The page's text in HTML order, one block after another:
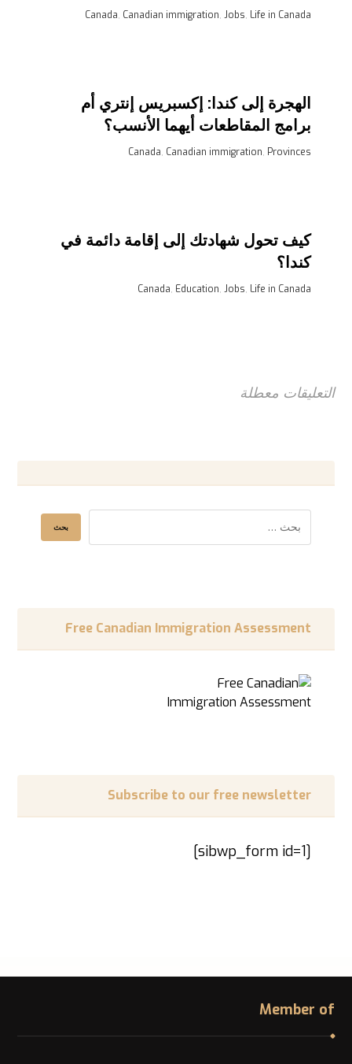
Canada, Canadian immigration, Jobs, Life in Canada
الهجرة إلى كندا: إكسبريس إنتري أم
برامج المقاطعات أيهما الأنسب؟
Canada, Canadian immigration, Provinces
كيف تحول شهادتك إلى إقامة دائمة في
كندا؟
Canada, Education, Jobs, Life in Canada
التعليقات معطلة
Free Canadian Immigration Assessment
Subscribe to our free newsletter
[sibwp_form id=1]
Member of